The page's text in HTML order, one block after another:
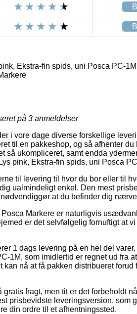
Ekstra-fin spids, uni Posca PC-1M
på 3 anmeldelser
i vore dage diverse forskellige
til en pakkeshop, og så afhenter
så ukompliceret, samt endda
pink, Ekstra-fin spids, uni Posca
til levering til hvor du bor eller til
ualmindeligt enkel. Den mest
at du befinder dig
Markere er naturligvis
er det selvfølgelig fornuftigt at
1 dags levering på en hel del
1M, som imidlertid er regnet ud fra
nå at få pakken distribueret
fragt, men tit er det forbeholdt
prisbevidste leveringsversion, som
din ordre til et afhentningssted.